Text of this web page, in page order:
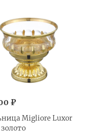
₽
Migliore Luxor
золото